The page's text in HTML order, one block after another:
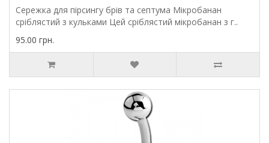
Сережка для пірсингу брів та септума Мікробанан
сріблястий з кульками Цей сріблястий мікробанан з г..
95.00 грн.